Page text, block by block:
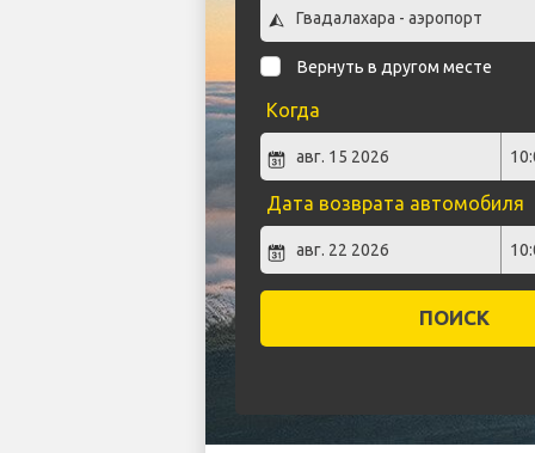
Вернуть в другом месте
Когда
Дата возврата автомобиля
ПОИСК